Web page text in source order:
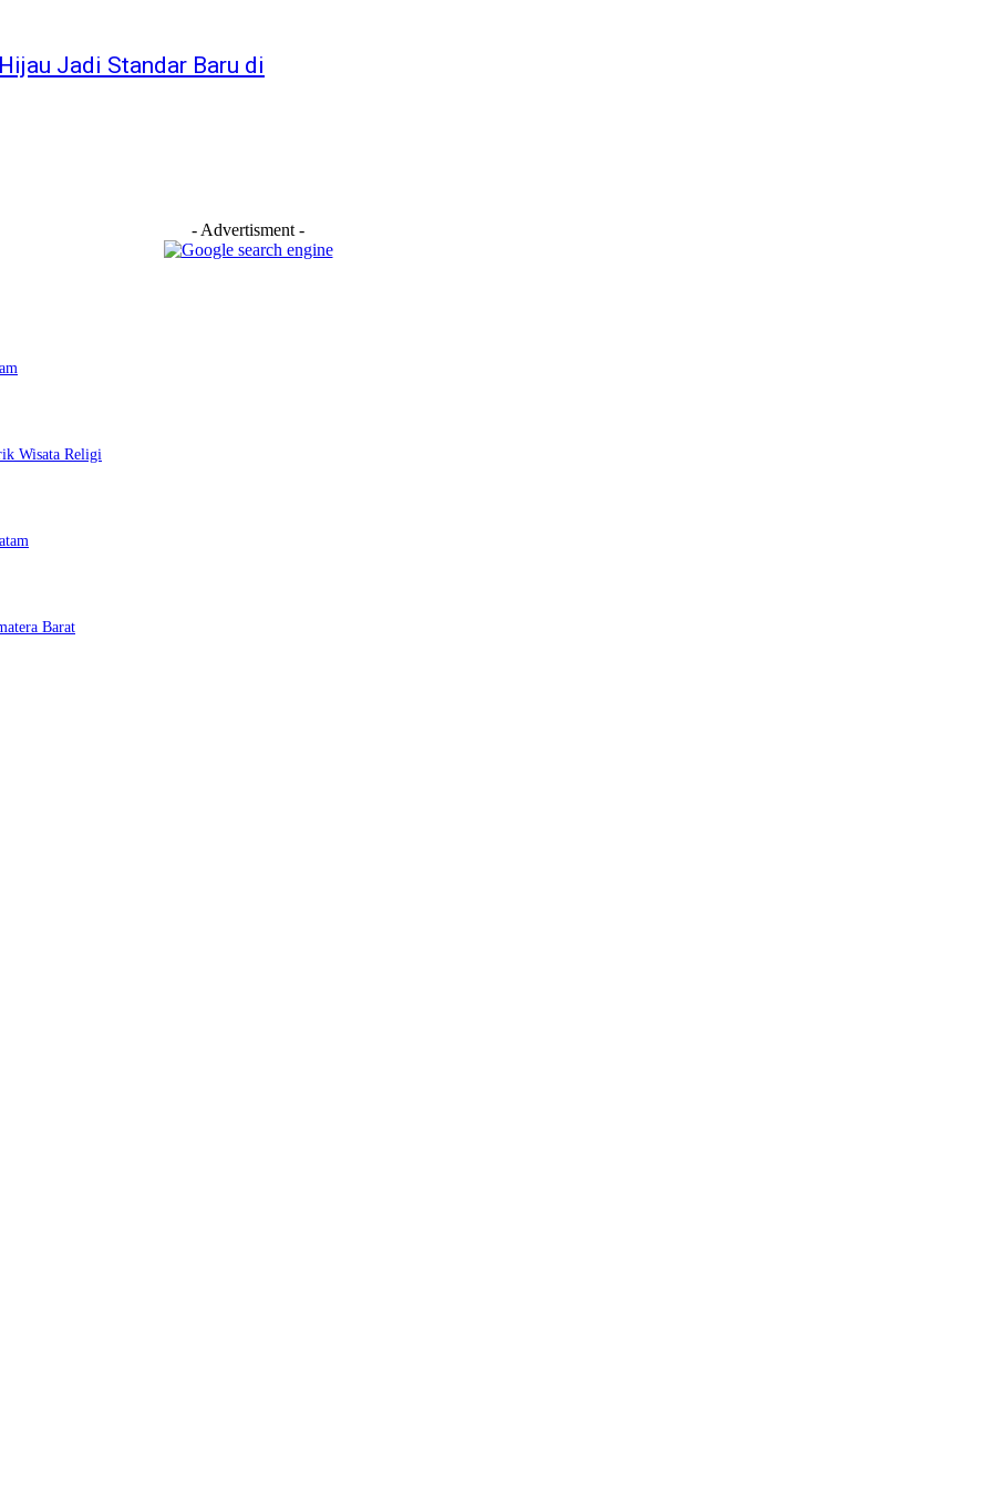
Jadi Standar Baru di
- Advertisment -
Wisata Religi
Barat